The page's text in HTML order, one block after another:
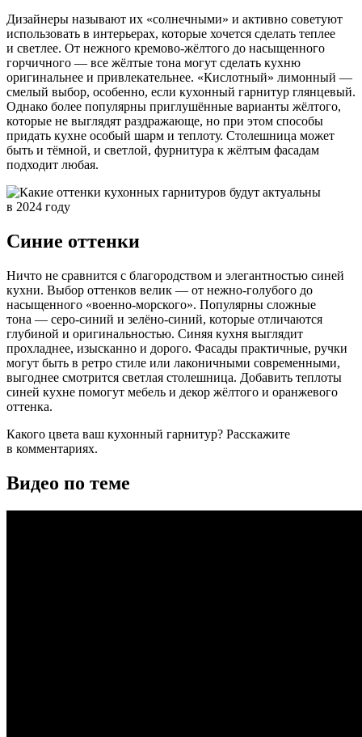
Дизайнеры называют их «солнечными» и активно советуют
использовать в интерьерах, которые хочется сделать теплее
и светлее. От нежного кремово-жёлтого до насыщенного
горчичного — все жёлтые тона могут сделать кухню
оригинальнее и привлекательнее. «Кислотный» лимонный —
смелый выбор, особенно, если кухонный гарнитур глянцевый.
Однако более популярны приглушённые варианты жёлтого,
которые не выглядят раздражающе, но при этом способы
придать кухне особый шарм и теплоту. Столешница может
быть и тёмной, и светлой, фурнитура к жёлтым фасадам
подходит любая.
Синие оттенки
Ничто не сравнится с благородством и элегантностью синей
кухни. Выбор оттенков велик — от нежно-голубого до
насыщенного «военно-морского». Популярны сложные
тона — серо-синий и зелёно-синий, которые отличаются
глубиной и оригинальностью. Синяя кухня выглядит
прохладнее, изысканно и дорого. Фасады практичные, ручки
могут быть в ретро стиле или лаконичными современными,
выгоднее смотрится светлая столешница. Добавить теплоты
синей кухне помогут мебель и декор жёлтого и оранжевого
оттенка.
Какого цвета ваш кухонный гарнитур? Расскажите
в комментариях.
Видео по теме